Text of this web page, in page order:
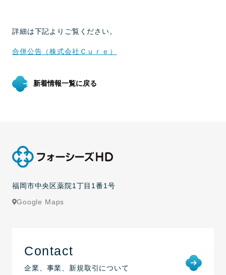
詳細は下記よりご覧ください。
合併公告（株式会社Ｃｕｒｅ）
新着情報一覧に戻る
福岡市中央区薬院1丁目1番1号
Google Maps
Contact
企業、事業、新規取引について